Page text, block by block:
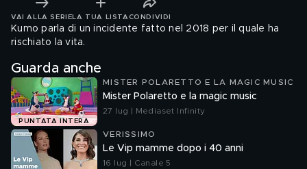
VAI ALLA SERIE LA TUA LISTA CONDIVIDI
Kumo parla di un incidente fatto nel 2018 per il quale ha
rischiato la vita.
Guarda anche
PUNTATA INTERA
MISTER POLARETTO E LA MAGIC MUSIC
Mister Polaretto e la magic music
27 lug | Mediaset Infinity
VERISSIMO
Le Vip mamme dopo i 40 anni
16 lug | Canale 5